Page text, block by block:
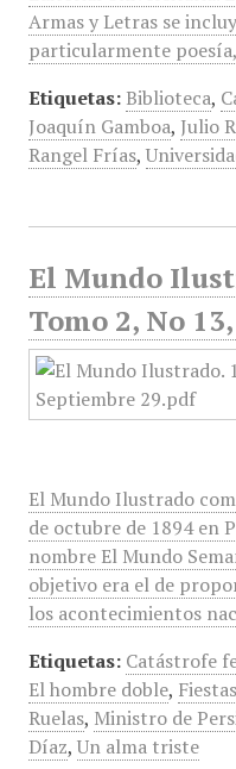
Armas y Letras se
particularmente
Etiquetas: Biblioteca,
Joaquín Gamboa, Julio
Rangel Frías,
El Mundo
Tomo 2, No
El Mundo Ilustrado
de octubre de 1894 en
nombre El Mundo
objetivo era el de
los acontecimientos
Etiquetas: Catástrofe
El hombre doble,
Ruelas, Ministro de
Díaz, Un alma triste